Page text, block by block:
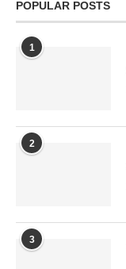
POPULAR POSTS
1
2
3